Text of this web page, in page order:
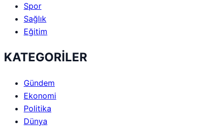
Spor
Sağlık
Eğitim
KATEGORİLER
Gündem
Ekonomi
Politika
Dünya